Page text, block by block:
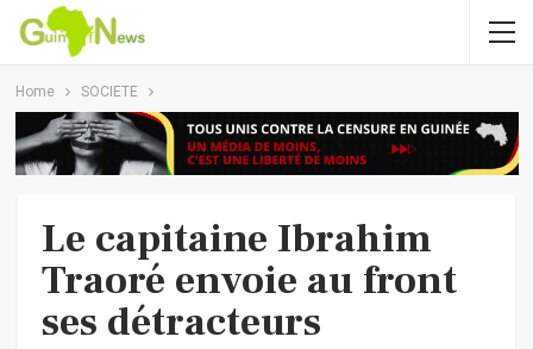
Home SOCIETE
Le capitaine Ibrahim
Traoré envoie au front
ses détracteurs